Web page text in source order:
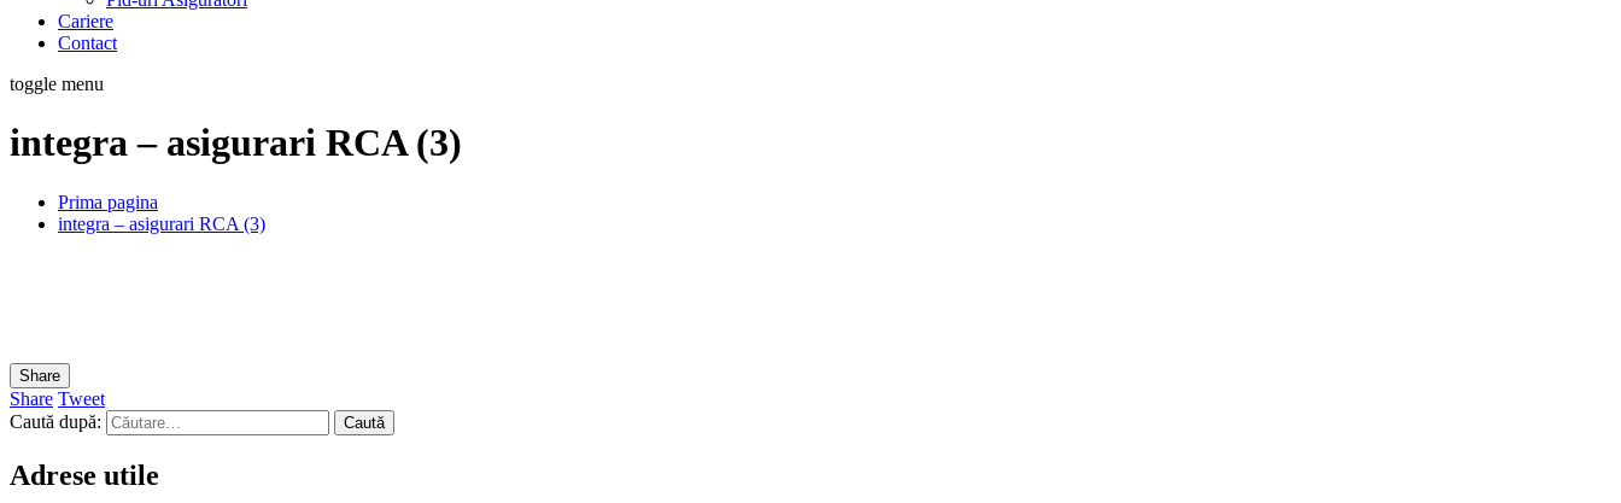
Cariere
Contact
toggle menu
integra – asigurari RCA (3)
Prima pagina
integra – asigurari RCA (3)
Share
Share Tweet
Caută după:
Adrese utile